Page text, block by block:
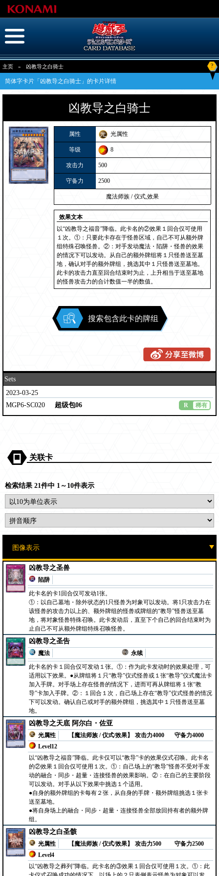
主页 » 凶教导之白骑士 ?
简体字卡片「凶教导之白骑士」的卡片详情
凶教导之白骑士
属性 光属性
等级 8
攻击力 500
守备力 2500
魔法师族 / 仪式,效果
效果文本
以“凶教导之福音”降临。此卡名的②效果１回合仅可使用
１次。①：只要此卡存在于怪兽区域，自己不可从额外牌
组特殊召唤怪兽。②：对手发动魔法・陷阱・怪兽的效果
的情况下可以发动。从自己的额外牌组将１只怪兽送至墓
地，确认对手的额外牌组，挑选其中１只怪兽送至墓地。
此卡的攻击力直至回合结束时为止，上升相当于送至墓地
的怪兽攻击力的合计数值一半的数值。
搜索包含此卡的牌组
Sets
2023-03-25
MGP6-SC020
超级包06 R 稀有
关联卡
检索结果 21件中 1～10件表示
凶教导之圣兽
陷阱
此卡名的卡1回合仅可发动1张。
①：以自己墓地・除外状态的1只怪兽为对象可以发动。将1只攻击力在
该怪兽的攻击力以上的、额外牌组的怪兽或牌组的“教导”怪兽送至墓
地，将对象怪兽特殊召唤。此卡发动后，直至下个自己的回合结束时为
止自己不可从额外牌组特殊召唤怪兽。
凶教导之圣告
魔法
永续
此卡名的卡１回合仅可发动１张。①：作为此卡发动时的效果处理，可
适用以下效果。●从牌组将１只“教导”仪式怪兽或１张“教导”仪式魔法卡
加入手牌。对手场上存在怪兽的情况下，进而可再从牌组将１张“教
导”卡加入手牌。②：１回合１次，自己场上存在“教导”仪式怪兽的情况
下可以发动。确认自己或对手的额外牌组，挑选其中１只怪兽送至墓
地。
凶教导之天底 阿尔白・佐亚
光属性
【魔法师族 / 仪式/效果】
Level12
攻击力4000 守备力4000
以“凶教导之福音”降临。此卡仅可以“教导”卡的效果仪式召唤。此卡名
的②效果１回合仅可使用１次。①：自己场上的“教导”怪兽不受对手发
动的融合・同步・超量・连接怪兽的效果影响。②：在自己的主要阶段
可以发动。对手从以下效果中挑选１个适用。
●自身的额外牌组的卡每有２张，从自身的手牌・额外牌组挑选１张卡
送至墓地。
●将自身场上的融合・同步・超量・连接怪兽全部放回持有者的额外牌
组。
凶教导之白圣骸
光属性
【魔法师族 / 仪式/效果】
Level4
攻击力500 守备力2500
以“凶教导之葬列”降临。此卡名的③效果１回合仅可使用１次。①：此